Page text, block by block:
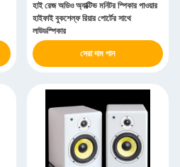
হাই রেজ অডিও অ্যাক্টিভ মনিটর স্পিকার পাওয়ার
হাইফাই বুকশেল্ফ রিয়ার পোর্টের সাথে
লাউডস্পিকার
সেরা দাম পান